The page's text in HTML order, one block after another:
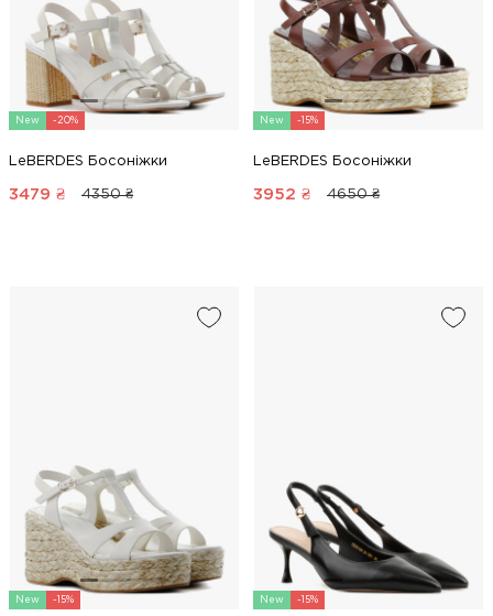
New -20%
LeBERDES Босоніжки
3479 ₴ 4350 ₴
New -15%
LeBERDES Босоніжки
3952 ₴ 4650 ₴
New -15% New -15%